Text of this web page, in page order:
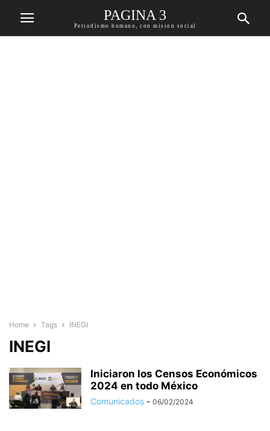
PAGINA 3
Periodismo humano, con mision social
Home Tags INEGI
INEGI
Iniciaron los Censos Económicos
2024 en todo México
Comunicados - 06/02/2024